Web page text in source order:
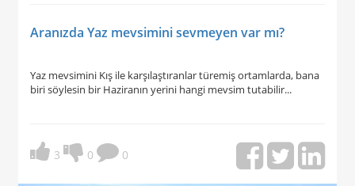
Aranızda Yaz mevsimini sevmeyen var mı?
Yaz mevsimini Kış ile karşılaştıranlar türemiş ortamlarda, bana
biri söylesin bir Haziranın yerini hangi mevsim tutabilir...
3 0 0